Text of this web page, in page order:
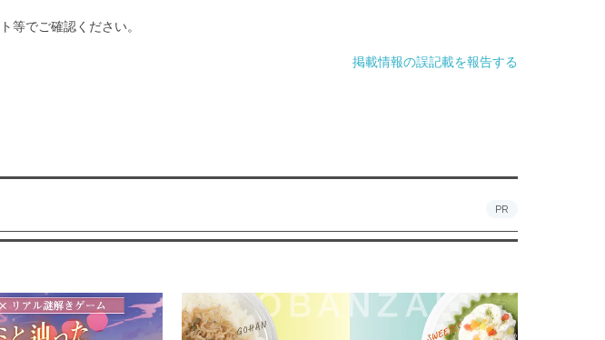
等でご確認ください。
掲載情報の誤記載を報告する
PR